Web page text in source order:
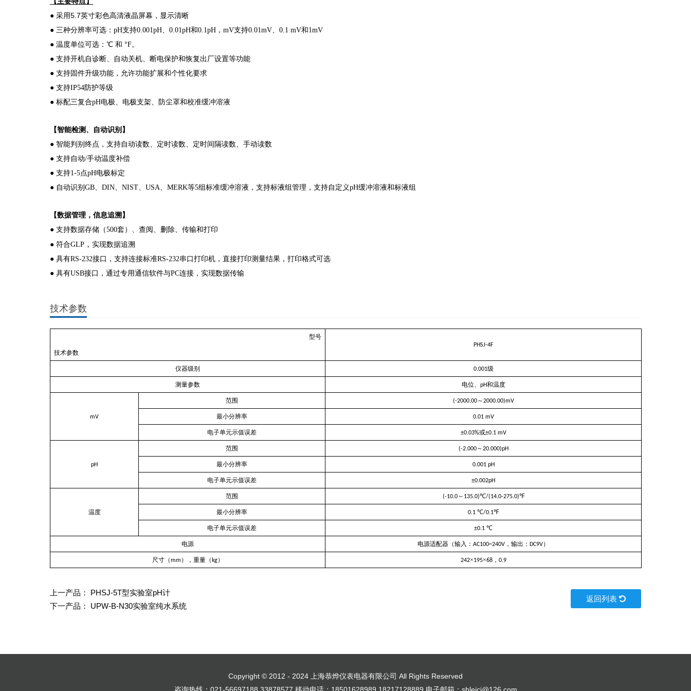
● 采用5.7英寸彩色高清液晶屏幕，显示清晰
● 三种分辨率可选：pH支持0.001pH、0.01pH和0.1pH ，mV支持0.01mV、0.1 mV和1mV
● 温度单位可选：℃ 和 °F。
● 支持开机自诊断、自动关机、断电保护和恢复出厂设置等功能
● 支持固件升级功能，允许功能扩展和个性化要求
● 支持IP54防护等级
● 标配三复合pH电极、电极支架、防尘罩和校准缓冲溶液
【智能检测、自动识别】
● 智能判别终点，支持自动读数、定时读数、定时间隔读数、手动读数
● 支持自动/手动温度补偿
● 支持1-5点pH电极标定
● 自动识别GB、DIN、NIST、USA、MERK等5组标准缓冲溶液，支持标液组管理，支持自定义pH缓冲溶液和标液组
【数据管理 ，信息追溯】
● 支持数据存储（500套）、查阅、删除、传输和打印
● 符合GLP ， 实现数据追溯
● 具有RS-232接口，支持连接标准RS-232串口打印机，直接打印测量结果 ，打印格式可选
● 具有USB接口，通过专用通信软件与PC连接，实现数据传输
技术参数
型号
技术参数
PHSJ-4F
仪器级别 0.001级
测量参数 电位、 pH和温度
mV
范围 (-2000.00～2000.00)mV
最小分辨率 0.01 mV
电子单元示值误差 ±0.03%或±0.1 mV
pH
范围 (-2.000～20.000)pH
最小分辨率 0.001 pH
电子单元示值误差 ±0.002pH
温度
范围 (-10.0～ 135.0)℃/(14.0-275.0)℉
最小分辨率 0.1 ℃/0.1℉
电子单元示值误差 ±0.1 ℃
电源 电源适配器（输入： AC100~240V ，输出： DC9V）
尺寸（mm ），重量（ kg） 242×195×68， 0.9
上一产品： PHSJ-5T型实验室pH计
下一产品： UPW-B-N30实验室纯水系统
返回列表
Copyright © 2012 - 2024 上海恭烨仪表电器有限公司 All Rights Reserved